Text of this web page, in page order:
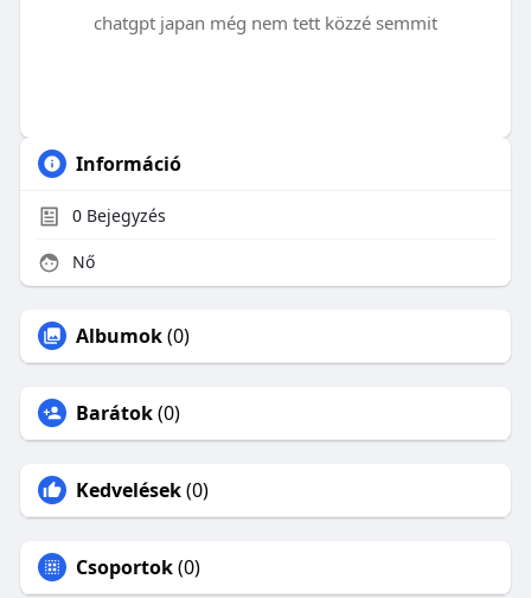
chatgpt japan még nem tett közzé semmit
Információ
0Bejegyzés
Nő
Albumok(0)
Barátok(0)
Kedvelések(0)
Csoportok(0)